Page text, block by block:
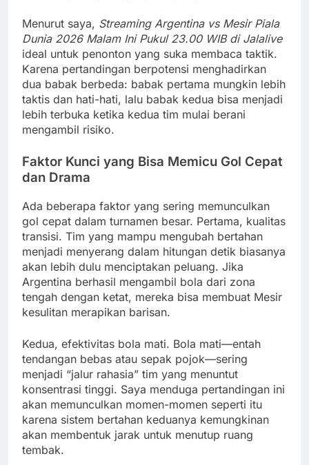
Menurut saya, Streaming Argentina vs Mesir Piala
Dunia 2026 Malam Ini Pukul 23.00 WIB di Jalalive
ideal untuk penonton yang suka membaca taktik.
Karena pertandingan berpotensi menghadirkan
dua babak berbeda: babak pertama mungkin lebih
taktis dan hati-hati, lalu babak kedua bisa menjadi
lebih terbuka ketika kedua tim mulai berani
mengambil risiko.
Faktor Kunci yang Bisa Memicu Gol Cepat
dan Drama
Ada beberapa faktor yang sering memunculkan
gol cepat dalam turnamen besar. Pertama, kualitas
transisi. Tim yang mampu mengubah bertahan
menjadi menyerang dalam hitungan detik biasanya
akan lebih dulu menciptakan peluang. Jika
Argentina berhasil mengambil bola dari zona
tengah dengan ketat, mereka bisa membuat Mesir
kesulitan merapikan barisan.
Kedua, efektivitas bola mati. Bola mati—entah
tendangan bebas atau sepak pojok—sering
menjadi “jalur rahasia” tim yang menuntut
konsentrasi tinggi. Saya menduga pertandingan ini
akan memunculkan momen-momen seperti itu
karena sistem bertahan keduanya kemungkinan
akan membentuk jarak untuk menutup ruang
tembak.